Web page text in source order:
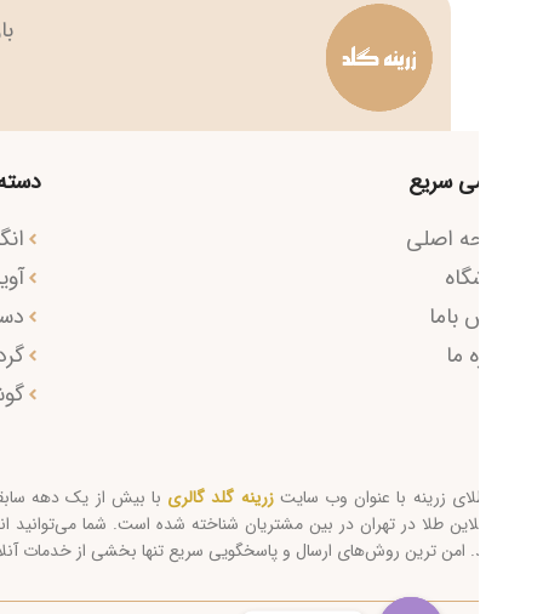
بازار بزرگ
سریع
اصلی
دسته
انگشتر
آویز طلا
دستبند
گردنبند
گوشواره
زرینه با عنوان وب سایتزرینه گلد گالریبا بیش از یک دهه سابقه به
طلا در تهران در بین مشتریان شناخته شده است. شما می‌توانید انواع
امن ترین روش‌های ارسال و پاسخگویی سریع تنها بخشی از خدمات آنلاین شاپ